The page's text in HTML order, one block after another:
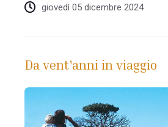
giovedì 05 dicembre 2024
Da vent'anni in viaggio